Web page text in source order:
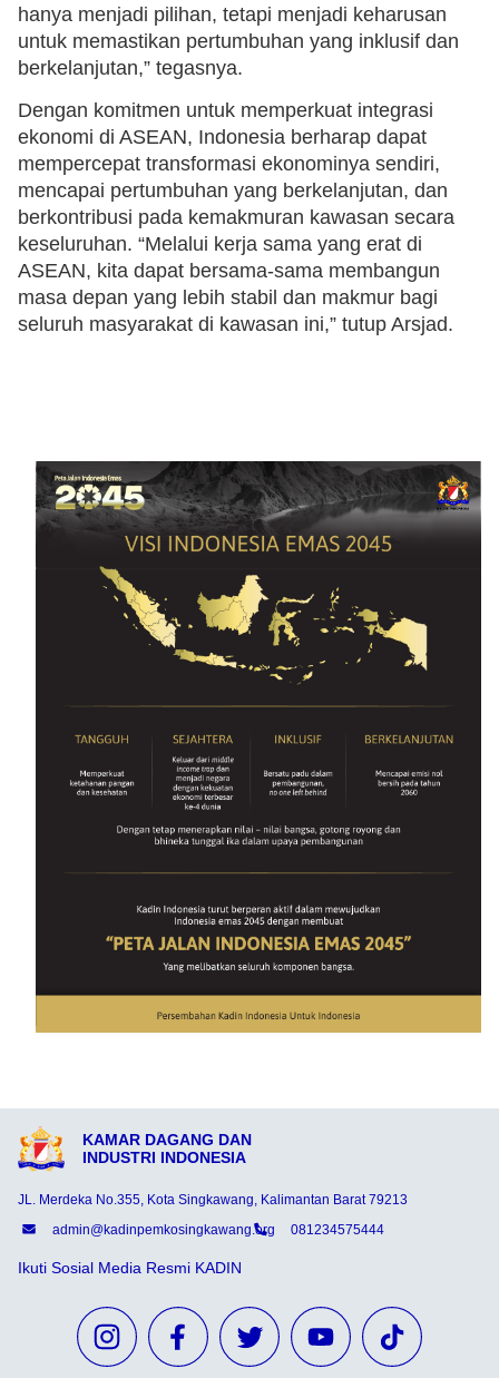
hanya menjadi pilihan, tetapi menjadi keharusan
untuk memastikan pertumbuhan yang inklusif dan
berkelanjutan,” tegasnya.
Dengan komitmen untuk memperkuat integrasi
ekonomi di ASEAN, Indonesia berharap dapat
mempercepat transformasi ekonominya sendiri,
mencapai pertumbuhan yang berkelanjutan, dan
berkontribusi pada kemakmuran kawasan secara
keseluruhan. “Melalui kerja sama yang erat di
ASEAN, kita dapat bersama-sama membangun
masa depan yang lebih stabil dan makmur bagi
seluruh masyarakat di kawasan ini,” tutup Arsjad.
KAMAR DAGANG DAN
INDUSTRI INDONESIA
JL. Merdeka No.355, Kota Singkawang, Kalimantan Barat 79213
admin@kadinpemkosingkawang.org
081234575444
Ikuti Sosial Media Resmi KADIN